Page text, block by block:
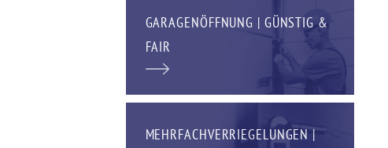
GARAGENÖFFNUNG | GÜNSTIG &
FAIR
MEHRFACHVERRIEGELUNGEN |